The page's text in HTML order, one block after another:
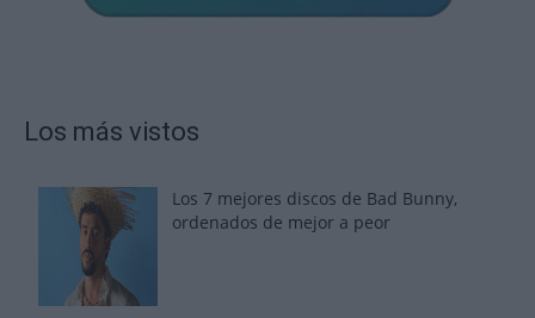
Los más vistos
Los 7 mejores discos de Bad Bunny,
ordenados de mejor a peor